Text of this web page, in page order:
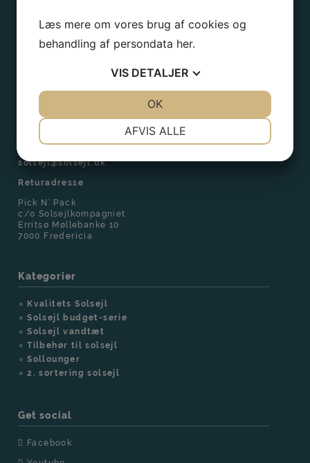
Solsejlkompagniet ApS
(Besøg kun efter aftale)
Frederikssundsvej 60E
+45 9393 5656
15-17 mandag-fredag
solsejl@solsejl.dk
Returadresse
Pick N’ Pack
c/o Solsejlkompagniet
Erritsø Møllebanke 10
7000 Fredericia
Kategorier
Kvalitets Solsejl
Solsejl budget-serie
Solsejl vandtæt
Tilbehør til solsejl
Sollounger
2. sortering solsejl
Get social
Facebook
Læs mere om vores brug af cookies og
behandling af persondata her.
VIS DETALJER
AFVIS ALLE
OK